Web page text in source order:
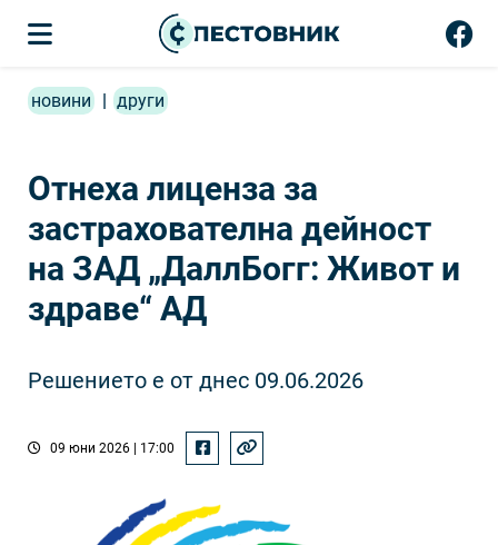
новини | други
Отнеха лиценза за
застрахователна дейност
на ЗАД „ДаллБогг: Живот и
здраве“ АД
Решението е от днес 09.06.2026
09 юни 2026 | 17:00